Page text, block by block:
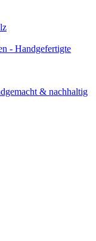
- Handgefertigte
& nachhaltig